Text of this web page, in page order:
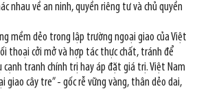
nhau về an ninh, quyền riêng tư và chủ quyền
mềm dẻo trong lập trường ngoại giao của Việt
thoại cởi mở và hợp tác thực chất, tránh để
cạnh tranh chính trị hay áp đặt giá trị. Việt Nam
giao cây tre” - gốc rễ vững vàng, thân dẻo dai,